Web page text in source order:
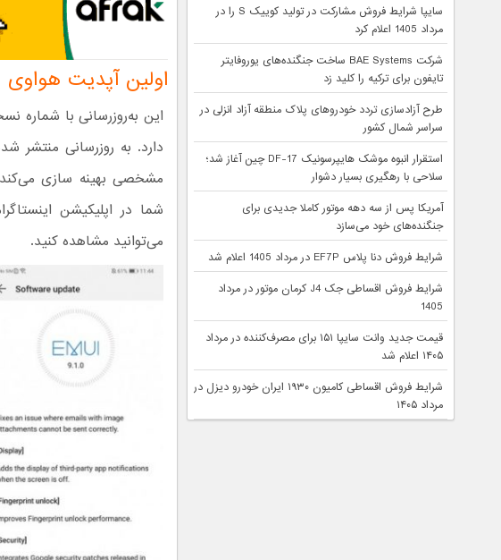
اولین آپدیت هواوی پی ۳۰
مشخصی بهینه سازی
شما در اپلیکیشن
می‌توانید مشاهده کنید.
سایپا شرایط فروش مشارکت در تولید کوییک S را در
مرداد 1405 اعلام کرد
شرکت BAE Systems ساخت جنگنده‌های یوروفایتر
تایفون برای ترکیه را کلید زد
طرح آزادسازی تردد خودروهای پلاک منطقه آزاد انزلی در
سراسر شمال کشور
استقرار انبوه موشک هایپرسونیک DF-17 چین آغاز شد؛
سلاحی با رهگیری بسیار دشوار
آمریکا پس از سه دهه موتور کاملا جدیدی برای
جنگنده‌های خود می‌سازد
شرایط فروش دنا پلاس EF7P در مرداد 1405 اعلام شد
شرایط فروش اقساطی جک J4 کرمان موتور در مرداد
1405
قیمت جدید وانت سایپا ۱۵۱ برای مصرف‌کننده در مرداد
۱۴۰۵ اعلام شد
شرایط فروش اقساطی کامیون ۱۹۳۰ ایران خودرو دیزل در
مرداد ۱۴۰۵